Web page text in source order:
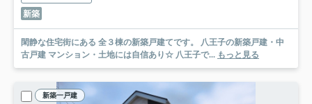
新築
閑静な住宅街にある 全３棟の新築戸建てです。 八王子の新築戸建・中
古戸建 マンション・土地には自信あり☆ 八王子で... もっと見る
新築一戸建